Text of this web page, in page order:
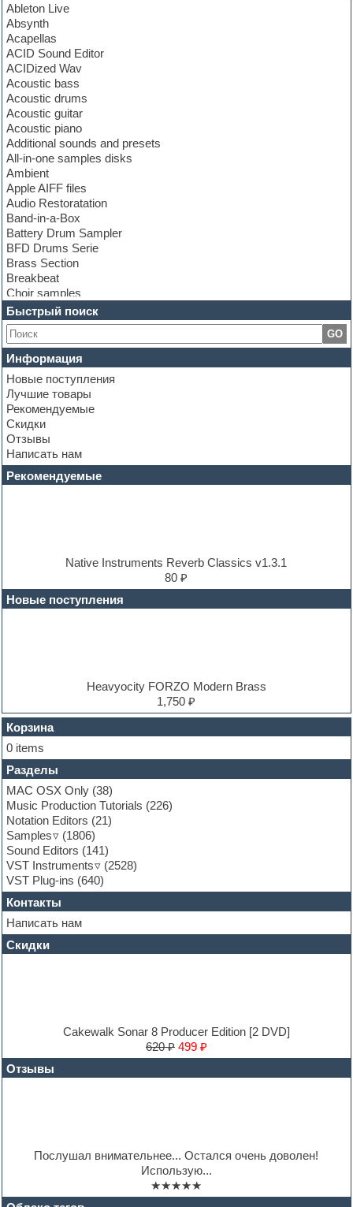
Ableton Live
Absynth
Acapellas
ACID Sound Editor
ACIDized Wav
Acoustic bass
Acoustic drums
Acoustic guitar
Acoustic piano
Additional sounds and presets
All-in-one samples disks
Ambient
Apple AIFF files
Audio Restoratation
Band-in-a-Box
Battery Drum Sampler
BFD Drums Serie
Brass Section
Breakbeat
Choir samples
Chris Hein Samples
Cinematic samples
Club bass
Club leads
Club sounds
Construction kits
Convolution
Cubase
Dance drums
Dance music production tutorials
DAW
Disco samples
DJ Software
E-MU Samples
Electric guitar
Electric piano
EXS24 Instruments
FL Studio
Flute
Folk samples
Fruityloops
Funk
Garritan
General MIDI kits
Guitar emulation
Guitar loops
Guitar processing and effects
Hands-up samples
Hardstyle
Heavy metal sample packs
Hip-hop
House music
Hypersonic
Jazz
Massive presets
Mastering plug-ins
Notation software
Быстрый поиск
GO
Информация
Новые поступления
Лучшие товары
Рекомендуемые
Скидки
Отзывы
Написать нам
Рекомендуемые
Native Instruments Reverb Classics v1.3.1
80 ₽
Новые поступления
Heavyocity FORZO Modern Brass
1,750 ₽
Корзина
0 items
Разделы
MAC OSX Only (38)
Music Production Tutorials (226)
Notation Editors (21)
Samples
(1806)
Sound Editors (141)
VST Instruments
(2528)
VST Plug-ins (640)
Контакты
Написать нам
Скидки
Cakewalk Sonar 8 Producer Edition [2 DVD]
620 ₽ 499 ₽
Отзывы
Послушал внимательнее... Остался очень доволен!
Использую...
★★★★★